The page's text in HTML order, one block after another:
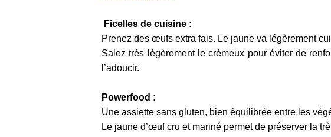
Ficelles de cuisine :
Prenez des œufs extra fais. Le jaune va légèrement
Salez très légèrement le crémeux pour éviter de
l’adoucir.
Powerfood :
Une assiette sans gluten, bien équilibrée entre les
Le jaune d’œuf cru et mariné permet de préserver la